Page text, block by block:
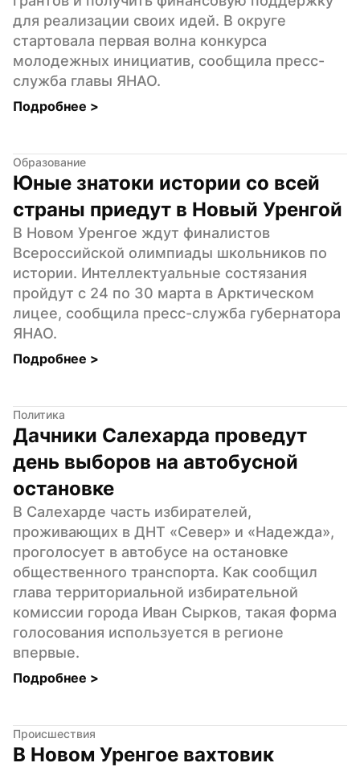
для реализации своих идей. В округе
стартовала первая волна конкурса
молодежных инициатив, сообщила пресс-
служба главы ЯНАО.
Подробнее >
Образование
Юные знатоки истории со всей
страны приедут в Новый Уренгой
В Новом Уренгое ждут финалистов
Всероссийской олимпиады школьников по
истории. Интеллектуальные состязания
пройдут с 24 по 30 марта в Арктическом
лицее, сообщила пресс-служба губернатора
ЯНАО.
Подробнее >
Политика
Дачники Салехарда проведут
день выборов на автобусной
остановке
В Салехарде часть избирателей,
проживающих в ДНТ «Север» и «Надежда»,
проголосует в автобусе на остановке
общественного транспорта. Как сообщил
глава территориальной избирательной
комиссии города Иван Сырков, такая форма
голосования используется в регионе
впервые.
Подробнее >
Происшествия
В Новом Уренгое вахтовик